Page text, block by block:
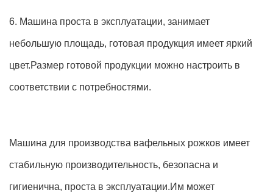
6. Машина проста в эксплуатации, занимает
небольшую площадь, готовая продукция имеет яркий
цвет.Размер готовой продукции можно настроить в
соответствии с потребностями.
Машина для производства вафельных рожков имеет
стабильную производительность, безопасна и
гигиенична, проста в эксплуатации.Им может